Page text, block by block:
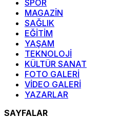
SPOR
MAGAZİN
SAĞLIK
EĞİTİM
YAŞAM
TEKNOLOJİ
KÜLTÜR SANAT
FOTO GALERİ
VİDEO GALERİ
YAZARLAR
SAYFALAR